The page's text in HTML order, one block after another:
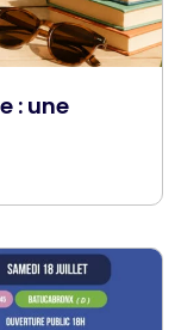
: une